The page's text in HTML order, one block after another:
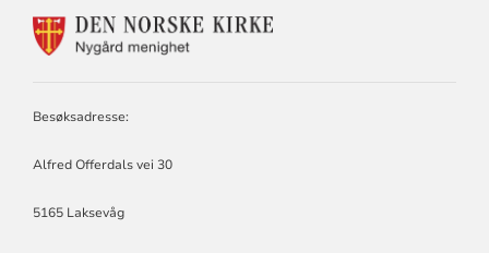
KONTAKTINFORMASJON
Besøksadresse:
Alfred Offerdals vei 30
5165 Laksevåg